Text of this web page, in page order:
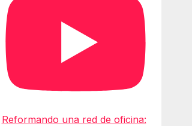
Reformando una red de oficina: